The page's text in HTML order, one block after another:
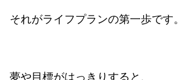
それがライフプランの第一歩です。
夢や目標がはっきりすると、